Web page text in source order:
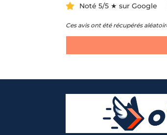
Noté 5/5 ★ sur Google
Ces avis ont été récupérés